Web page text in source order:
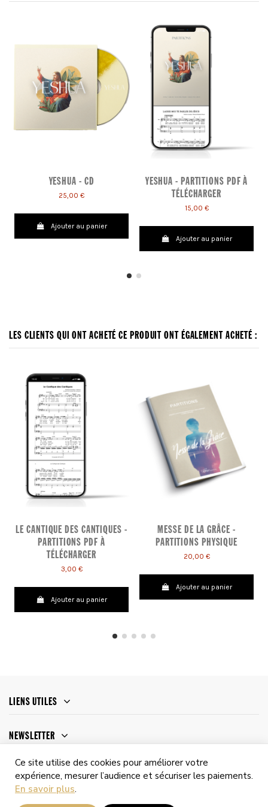
YESHUA - CD
25,00 €
Ajouter au panier
YESHUA - PARTITIONS PDF À
TÉLÉCHARGER
15,00 €
Ajouter au panier
LES CLIENTS QUI ONT ACHETÉ CE PRODUIT ONT ÉGALEMENT ACHETÉ :
LE CANTIQUE DES CANTIQUES -
PARTITIONS PDF À
TÉLÉCHARGER
3,00 €
Ajouter au panier
MESSE DE LA GRÂCE -
PARTITIONS PHYSIQUE
20,00 €
Ajouter au panier
LIENS UTILES
NEWSLETTER
© 2026 - ABT Prod |
Ce site utilise des cookies pour améliorer votre
expérience, mesurer l’audience et sécuriser les paiements.
En savoir plus.